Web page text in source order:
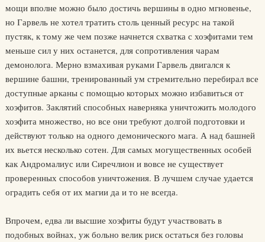
мощи вполне можно было достичь вершины в одно мгновенье,
но Гарвель не хотел тратить столь ценный ресурс на такой
пустяк, к тому же чем позже начнется схватка с хоэфитами тем
меньше сил у них останется, для сопротивления чарам
демонолога. Мерно взмахивая руками Гарвель двигался к
вершине башни, тренированный ум стремительно перебирал все
доступные арканы с помощью которых можно избавиться от
хоэфитов. Заклятий способных наверняка уничтожить молодого
хоэфита множество, но все они требуют долгой подготовки и
действуют только на одного демонического мага. А над башней
их вьется несколько сотен. Для самых могущественных особей
как Андромалиус или Сиречлион и вовсе не существует
проверенных способов уничтожения. В лучшем случае удается
оградить себя от их магии да и то не всегда.
Впрочем, едва ли высшие хоэфиты будут участвовать в
подобных войнах, уж больно велик риск остаться без головы